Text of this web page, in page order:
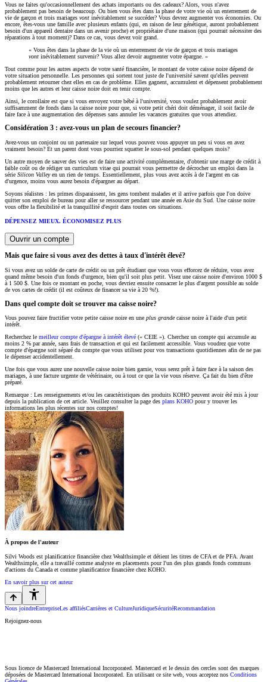
Vous ne faites qu'occasionnellement des achats importants ou des cadeaux? Alors, vous n'avez
probablement pas besoin de beaucoup. Ou bien vous êtes dans la phase de votre vie où un enterrement de
vie de garçon et trois mariages vont inévitablement se succéder? Vous devrez augmenter vos économies. Ou
encore, êtes-vous une famille avec plusieurs enfants (qui, en raison de leur génétique, auront probablement
besoin d'un appareil dentaire dans un avenir proche) et propriétaire d'une maison (qui pourrait nécessiter des
réparations à tout moment)? Dans ce cas, vous devez voir grand.
« Vous êtes dans la phase de la vie où un enterrement de vie de garçon et trois mariages
vont inévitablement survenir? Vous allez devoir augmenter votre épargne. »
Tout comme pour les autres aspects de votre santé financière, le montant de votre caisse noire dépend de
votre situation personnelle. Les personnes qui sortent tout juste de l'université savent qu'elles peuvent
probablement retourner chez elles en cas de problème. Elles gagnent, accumulent et dépensent probablement
moins que les autres et leur caisse noire doit en tenir compte.
Ainsi, le corollaire est que si vous envoyez votre bébé à l'université, vous voulez probablement avoir
suffisamment de fonds dans la caisse noire pour que, si votre petit chéri doit déménager, il soit facile de
faire face à une augmentation des dépenses sans annuler les vacances gratuites que vous attendiez.
Considération 3 : avez-vous un plan de secours financier?
Avez-vous un conjoint ou un partenaire sur lequel vous pouvez vous appuyer un peu si vous en avez
vraiment besoin? Et un parent dont vous pourriez squatter le sous-sol pendant quelques mois?
Un autre moyen de sauver des vies est de faire une activité complémentaire, d'obtenir une marge de crédit à
faible coût ou de rédiger un curriculum vitae qui pourrait vous permettre de décrocher un emploi dans la
série Silicon Valleyen un rien de temps. Essentiellement, plus vous avez accès à de l'argent en cas
d'urgence, moins vous aurez besoin d'épargner au départ.
Soyons réalistes : les primes disparaissent, les gens tombent malades et il arrive parfois que l'on doive
quitter son emploi de bureau pour aller se ressourcer pendant une année en Asie du Sud. Une caisse noire
vous offre la flexibilité et la tranquillité d'esprit dans toutes ces situations.
DÉPENSEZ MIEUX. ÉCONOMISEZ PLUS
Ouvrir un compte
Mais que faire si vous avez des dettes à taux d'intérêt élevé?
Si vous avez un solde de carte de crédit ou un prêt étudiant que vous vous efforcez de réduire, vous avez
quand même besoin d'un fonds d'urgence, bien qu'il soit plus petit. Visez une caisse noire d'environ 1000 $
à 1 500 $. Une fois ce montant en poche, vous devriez ensuite consacrer le plus d'argent possible au solde
de vos cartes de crédit (il est coûteux de financer sa vie à 20 %!).
Dans quel compte doit se trouver ma caisse noire?
Vous pouvez faire fructifier votre petite caisse noire en une plus grandecaisse noire à l'aide d'un petit
intérêt.
Recherchez le meilleur compte d'épargne à intérêt élevé (« CEIE »). Cherchez un compte qui accumule au
moins 2 % par année, sans frais de transaction et qui est facilement accessible. Vous voudrez que votre
compte d'épargne soit séparé du compte que vous utilisez pour vos transactions quotidiennes afin de ne pas
le dépenser accidentellement.
Une fois que vous aurez une nouvelle caisse noire bien garnie, vous serez prêt à faire face à la saison des
mariages, à une facture urgente de vétérinaire, ou à tout ce que la vie vous réserve. Ça fait du bien d'être
préparé.
Remarque : Les renseignements et/ou les caractéristiques des produits KOHO peuvent avoir été mis à jour
depuis la publication de cet article. Veuillez consulter la page des plans KOHO pour y trouver les
informations les plus récentes sur nos comptes!
À propos de l'auteur
Silvi Woods est planificatrice financière chez Wealthsimple et détient les titres de CFA et de PFA. Avant
Wealthsimple, elle a travaillé comme analyste en placements pour l'un des plus grands fonds communs
d'actions du Canada et comme planificatrice financière chez KOHO.
En savoir plus sur cet auteur
Nous joindreEntrepriseLes affiliésCarrières et CultureJuridiqueSécuritéRecommandation
Rejoignez-nous
Sous licence de Mastercard International Incorporated. Mastercard et le dessin des cercles sont des marques
déposées de Mastercard International Incorporated. En utilisant ce site web, vous acceptez nos Conditions